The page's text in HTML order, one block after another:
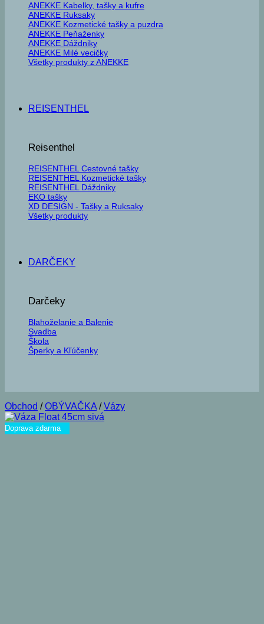
ANEKKE Kabelky, tašky a kufre
ANEKKE Ruksaky
ANEKKE Kozmetické tašky a puzdra
ANEKKE Peňaženky
ANEKKE Dáždniky
ANEKKE Milé vecičky
Všetky produkty z ANEKKE
REISENTHEL
Reisenthel
REISENTHEL Cestovné tašky
REISENTHEL Kozmetické tašky
REISENTHEL Dáždniky
EKO tašky
XD DESIGN - Tašky a Ruksaky
Všetky produkty
DARČEKY
Darčeky
Blahoželanie a Balenie
Svadba
Škola
Šperky a Kľúčenky
Obchod / OBÝVAČKA / Vázy
Doprava zdarma